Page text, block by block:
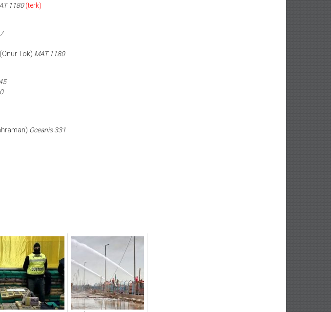
1180 (terk)
(Onur Tok) MAT 1180
Oceanis 331